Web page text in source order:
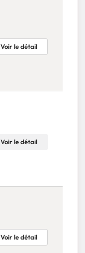
Voir le détail
Voir le détail
Voir le détail